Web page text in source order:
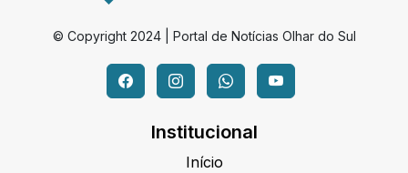
© Copyright 2024 | Portal de Notícias Olhar do Sul
Institucional
Início